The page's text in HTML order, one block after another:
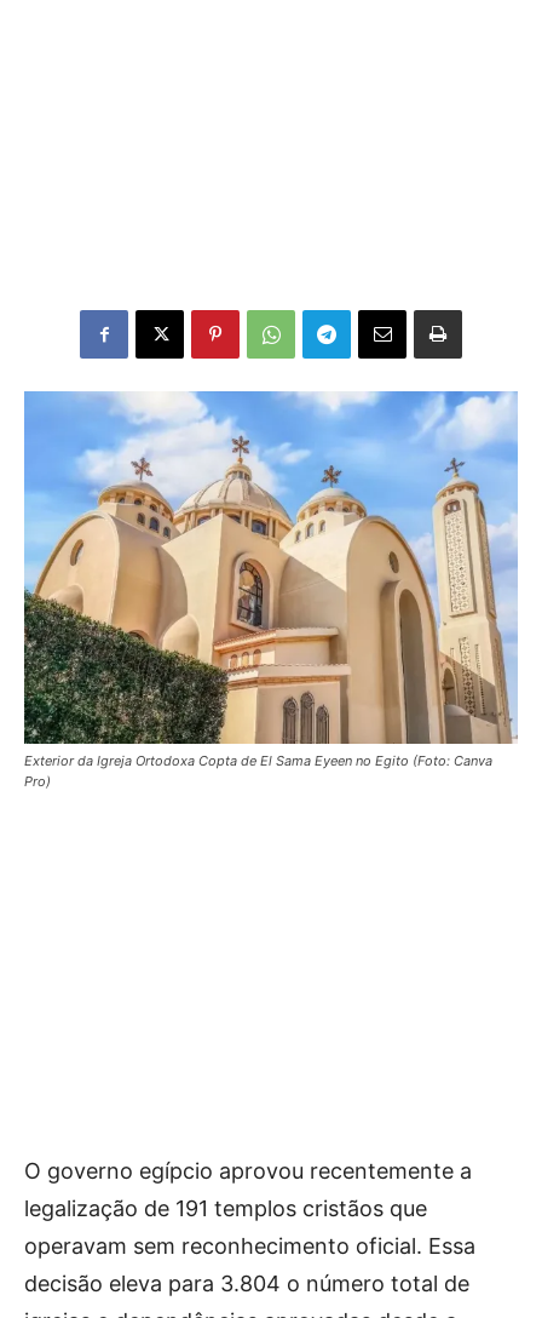
Exterior da Igreja Ortodoxa Copta de El Sama Eyeen no Egito (Foto: Canva
Pro)
O governo egípcio aprovou recentemente a
legalização de 191 templos cristãos que
operavam sem reconhecimento oficial. Essa
decisão eleva para 3.804 o número total de